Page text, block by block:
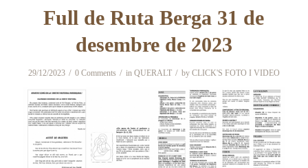
Full de Ruta Berga 31 de
desembre de 2023
29/12/2023 / 0 Comments / in QUERALT / by CLICK'S FOTO I VIDEO